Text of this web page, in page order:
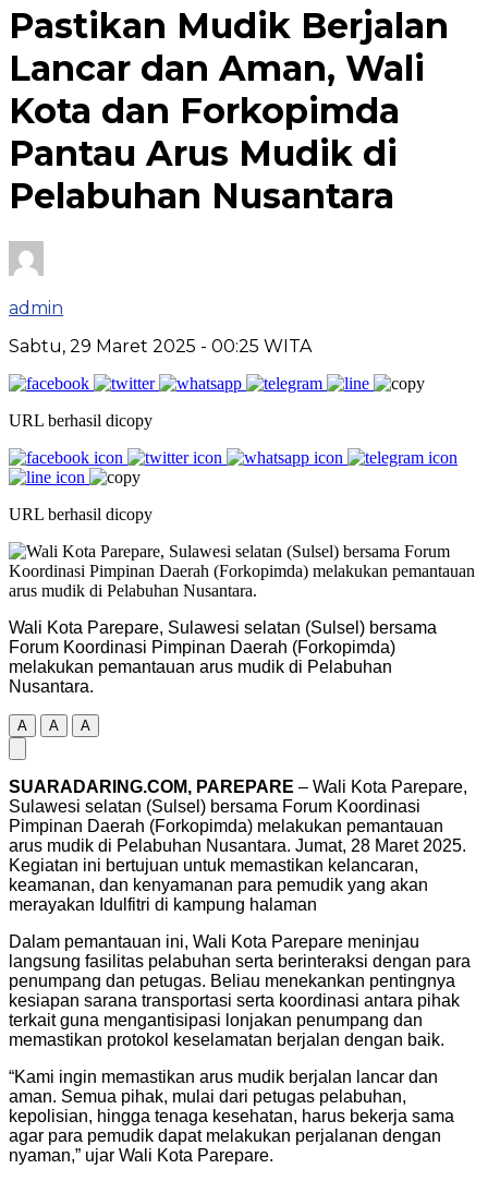
Pastikan Mudik Berjalan
Lancar dan Aman, Wali
Kota dan Forkopimda
Pantau Arus Mudik di
Pelabuhan Nusantara
admin
Sabtu, 29 Maret 2025 - 00:25 WITA
URL berhasil dicopy
URL berhasil dicopy
Wali Kota Parepare, Sulawesi selatan (Sulsel) bersama
Forum Koordinasi Pimpinan Daerah (Forkopimda)
melakukan pemantauan arus mudik di Pelabuhan
Nusantara.
A A A
SUARADARING.COM, PAREPARE – Wali Kota Parepare,
Sulawesi selatan (Sulsel) bersama Forum Koordinasi
Pimpinan Daerah (Forkopimda) melakukan pemantauan
arus mudik di Pelabuhan Nusantara. Jumat, 28 Maret 2025.
Kegiatan ini bertujuan untuk memastikan kelancaran,
keamanan, dan kenyamanan para pemudik yang akan
merayakan Idulfitri di kampung halaman
Dalam pemantauan ini, Wali Kota Parepare meninjau
langsung fasilitas pelabuhan serta berinteraksi dengan para
penumpang dan petugas. Beliau menekankan pentingnya
kesiapan sarana transportasi serta koordinasi antara pihak
terkait guna mengantisipasi lonjakan penumpang dan
memastikan protokol keselamatan berjalan dengan baik.
“Kami ingin memastikan arus mudik berjalan lancar dan
aman. Semua pihak, mulai dari petugas pelabuhan,
kepolisian, hingga tenaga kesehatan, harus bekerja sama
agar para pemudik dapat melakukan perjalanan dengan
nyaman,” ujar Wali Kota Parepare.